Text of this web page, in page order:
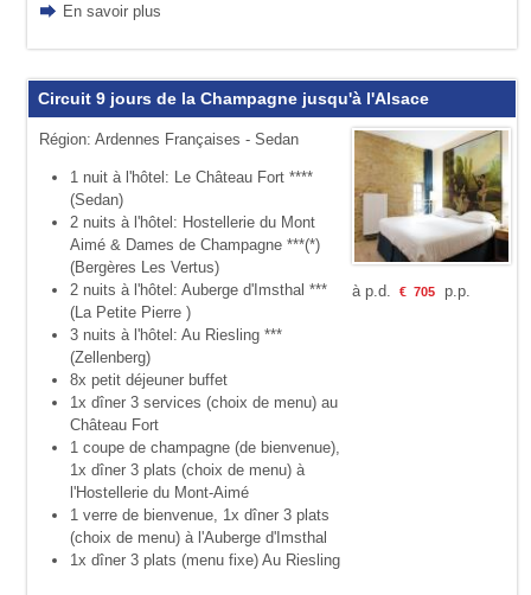
En savoir plus
Circuit 9 jours de la Champagne jusqu'à l'Alsace
Région: Ardennes Françaises - Sedan
1 nuit à l'hôtel: Le Château Fort ****
(Sedan)
2 nuits à l'hôtel: Hostellerie du Mont
Aimé & Dames de Champagne ***(*)
(Bergères Les Vertus)
2 nuits à l'hôtel: Auberge d'Imsthal ***
(La Petite Pierre )
3 nuits à l'hôtel: Au Riesling ***
(Zellenberg)
8x petit déjeuner buffet
1x dîner 3 services (choix de menu) au
Château Fort
1 coupe de champagne (de bienvenue),
1x dîner 3 plats (choix de menu) à
l'Hostellerie du Mont-Aimé
1 verre de bienvenue, 1x dîner 3 plats
(choix de menu) à l'Auberge d'Imsthal
1x dîner 3 plats (menu fixe) Au Riesling
à p.d. € 705p.p.